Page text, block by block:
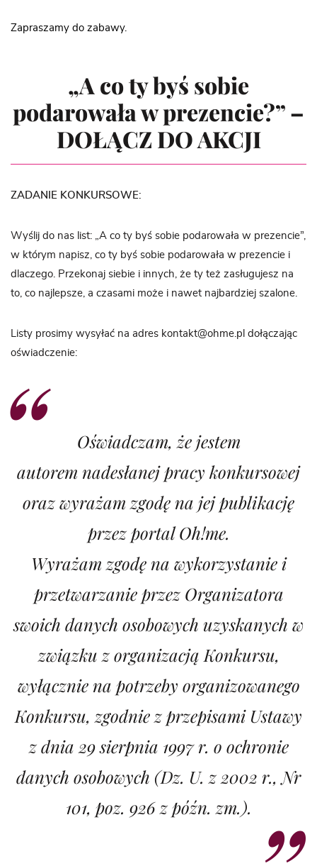
Zapraszamy do zabawy.
„A co ty byś sobie
podarowała w prezencie?” –
DOŁĄCZ DO AKCJI
ZADANIE KONKURSOWE:
Wyślij do nas list: „A co ty byś sobie podarowała w prezencie”,
w którym napisz, co ty byś sobie podarowała w prezencie i
dlaczego. Przekonaj siebie i innych, że ty też zasługujesz na
to, co najlepsze, a czasami może i nawet najbardziej szalone.
Listy prosimy wysyłać na adres kontakt@ohme.pl dołączając
oświadczenie:
Oświadczam, że jestem
autorem nadesłanej pracy konkursowej
oraz wyrażam zgodę na jej publikację
przez portal Oh!me.
Wyrażam zgodę na wykorzystanie i
przetwarzanie przez Organizatora
swoich danych osobowych uzyskanych w
związku z organizacją Konkursu,
wyłącznie na potrzeby organizowanego
Konkursu, zgodnie z przepisami Ustawy
z dnia 29 sierpnia 1997 r. o ochronie
danych osobowych (Dz. U. z 2002 r., Nr
101, poz. 926 z późn. zm.).